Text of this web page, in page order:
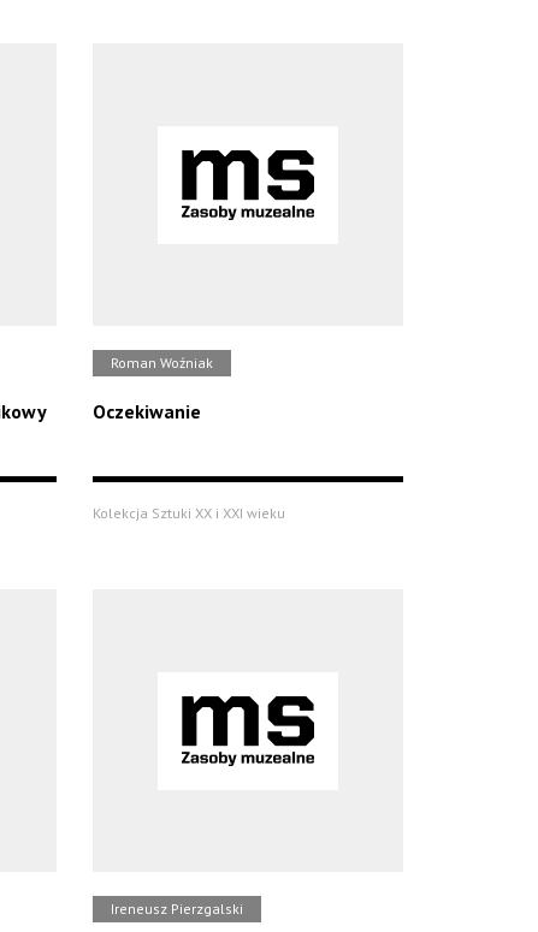
Roman Woźniak
Oczekiwanie
Kolekcja Sztuki XX i XXI wieku
Ireneusz Pierzgalski